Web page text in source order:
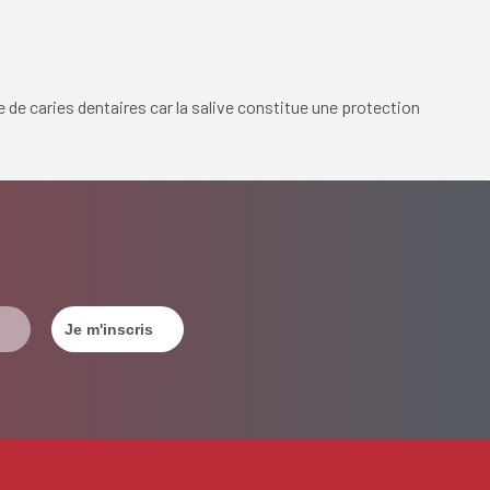
de caries dentaires car la salive constitue une protection
difficultés à avaler de la nourriture sèche comme, par
de brûlure dans la bouche, la perte du goût, des
une mauvaise haleine, ...